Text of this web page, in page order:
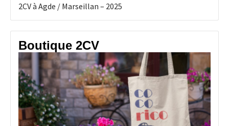
2CV à Agde / Marseillan – 2025
Boutique 2CV